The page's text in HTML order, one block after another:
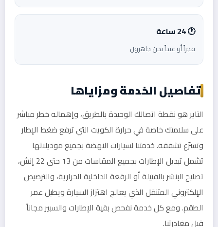
🕐 24 ساعة
فجراً أو عيداً نحن جاهزون
تفاصيل الخدمة ومزاياها
التاير هو نقطة اتصالك الوحيدة بالطريق، وإهماله خطر مباشر
على سلامتك خاصة في حرارة الكويت التي ترفع ضغط الإطار
وتسرّع تشققه. خدمتنا لسيارات النهضة بجميع موديلاتها
تشمل تبديل الإطارات بجميع المقاسات من 13 حتى 22 إنش،
تصليح البنشر بالفتيلة أو الرقعة الداخلية الحرارية، والترصيص
الإلكتروني المتنقل الذي يعالج اهتزاز السيارة ويطيل عمر
الطقم. ومع كل خدمة نفحص بقية الإطارات والسبير مجاناً
قبل مغادرتنا.